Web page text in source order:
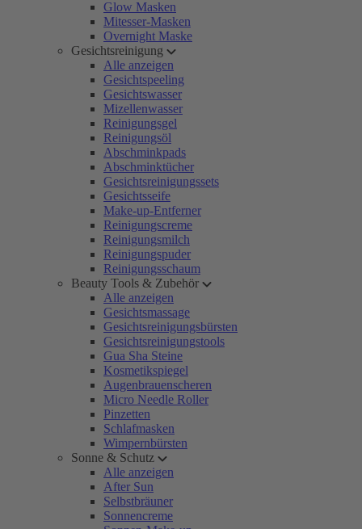
Glow Masken
Mitesser-Masken
Overnight Maske
Gesichtsreinigung
Alle anzeigen
Gesichtspeeling
Gesichtswasser
Mizellenwasser
Reinigungsgel
Reinigungsöl
Abschminkpads
Abschminktücher
Gesichtsreinigungssets
Gesichtsseife
Make-up-Entferner
Reinigungscreme
Reinigungsmilch
Reinigungspuder
Reinigungsschaum
Beauty Tools & Zubehör
Alle anzeigen
Gesichtsmassage
Gesichtsreinigungsbürsten
Gesichtsreinigungstools
Gua Sha Steine
Kosmetikspiegel
Augenbrauenscheren
Micro Needle Roller
Pinzetten
Schlafmasken
Wimpernbürsten
Sonne & Schutz
Alle anzeigen
After Sun
Selbstbräuner
Sonnencreme